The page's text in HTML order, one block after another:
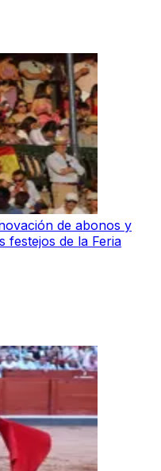
de abonos y
festejos de la Feria